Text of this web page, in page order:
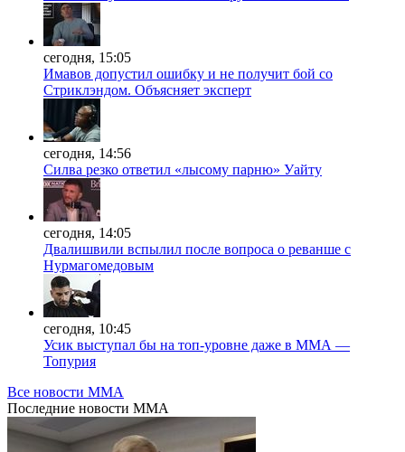
сегодня, 15:05
Имавов допустил ошибку и не получит бой со
Стриклэндом. Объясняет эксперт
сегодня, 14:56
Силва резко ответил «лысому парню» Уайту
сегодня, 14:05
Двалишвили вспылил после вопроса о реванше с
Нурмагомедовым
сегодня, 10:45
Усик выступал бы на топ-уровне даже в ММА —
Топурия
Все новости MMA
Последние новости MMA